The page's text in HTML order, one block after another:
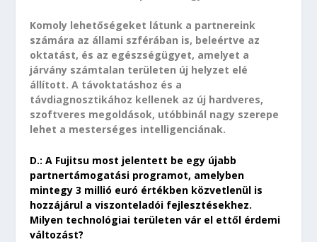
Komoly lehetőségeket látunk a partnereink
számára az állami szférában is, beleértve az
oktatást, és az egészségügyet, amelyet a
járvány számtalan területen új helyzet elé
állított. A távoktatáshoz és a
távdiagnosztikához kellenek az új hardveres,
szoftveres megoldások, utóbbinál nagy szerepe
lehet a mesterséges intelligenciának.
D.: A Fujitsu most jelentett be egy újabb
partnertámogatási programot, amelyben
mintegy 3 millió euró értékben közvetlenül is
hozzájárul a viszonteladói fejlesztésekhez.
Milyen technológiai területen vár el ettől érdemi
változást?